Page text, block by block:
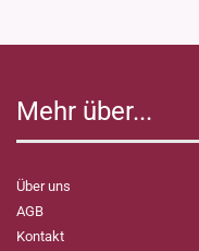
Mehr über...
Über uns
AGB
Kontakt